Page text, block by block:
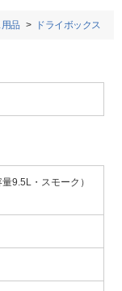
品 ドライボックス
9.5L・スモーク）